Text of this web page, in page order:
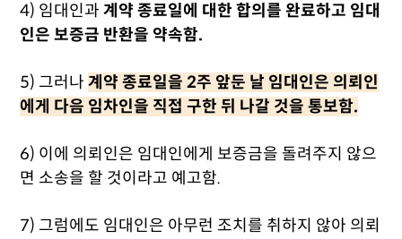
4) 임대인과계약 종료일에 대한 합의를 완료하고 임대
인은 보증금 반환을 약속함.
5) 그러나계약 종료일을 2주 앞둔 날 임대인은 의뢰인
에게 다음 임차인을 직접 구한 뒤 나갈 것을 통보함.
6) 이에 의뢰인은 임대인에게 보증금을 돌려주지 않으
면 소송을 할 것이라고 예고함.
7) 그럼에도 임대인은 아무런 조치를 취하지 않아 의뢰